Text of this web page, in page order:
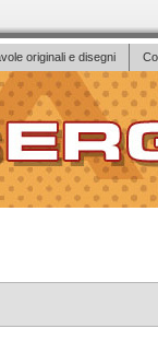
originali e disegni